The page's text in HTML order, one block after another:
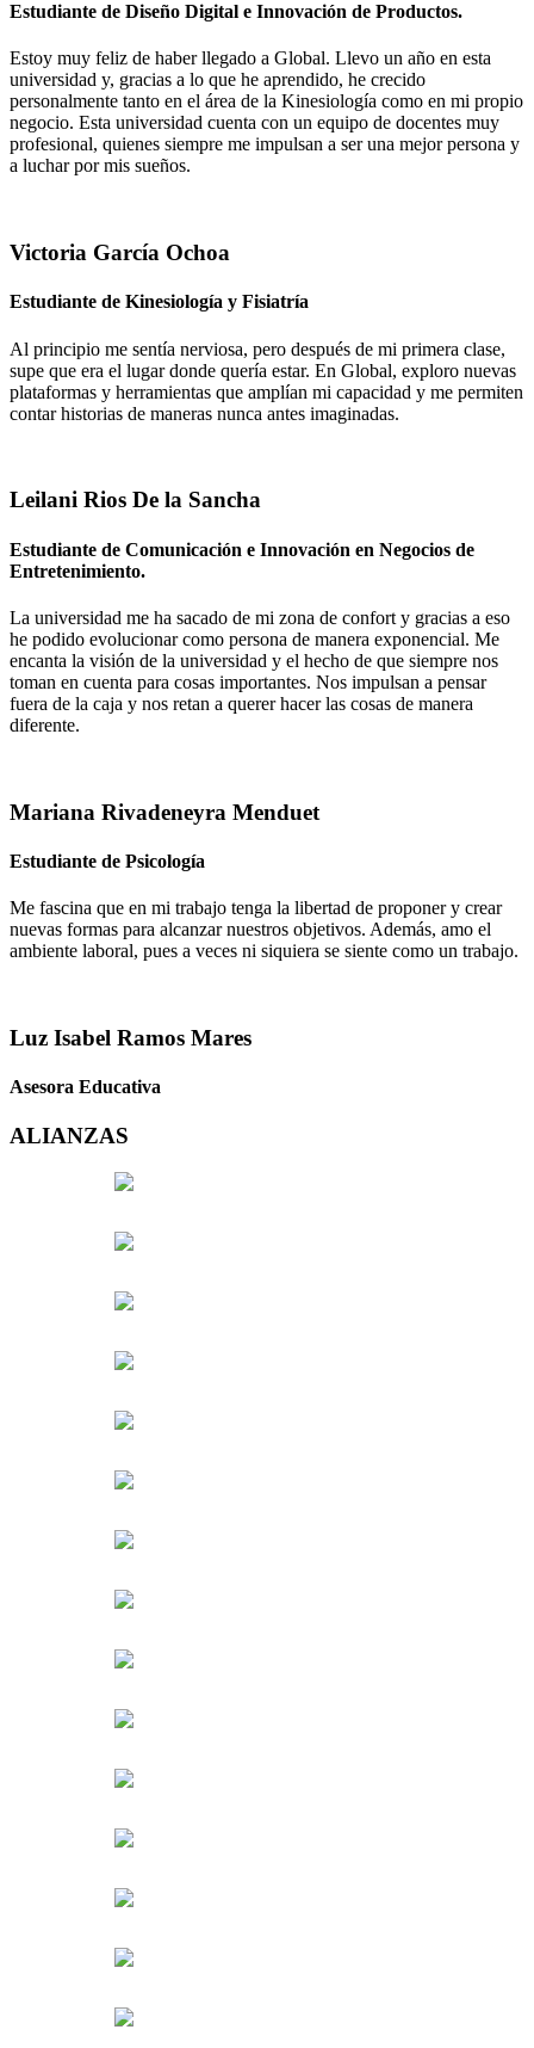
Estudiante de Diseño Digital e Innovación de Productos.
Estoy muy feliz de haber llegado a Global. Llevo un año en esta
universidad y, gracias a lo que he aprendido, he crecido
personalmente tanto en el área de la Kinesiología como en mi propio
negocio. Esta universidad cuenta con un equipo de docentes muy
profesional, quienes siempre me impulsan a ser una mejor persona y
a luchar por mis sueños.
Victoria García Ochoa
Estudiante de Kinesiología y Fisiatría
Al principio me sentía nerviosa, pero después de mi primera clase,
supe que era el lugar donde quería estar. En Global, exploro nuevas
plataformas y herramientas que amplían mi capacidad y me permiten
contar historias de maneras nunca antes imaginadas.
Leilani Rios De la Sancha
Estudiante de Comunicación e Innovación en Negocios de
Entretenimiento.
La universidad me ha sacado de mi zona de confort y gracias a eso
he podido evolucionar como persona de manera exponencial. Me
encanta la visión de la universidad y el hecho de que siempre nos
toman en cuenta para cosas importantes. Nos impulsan a pensar
fuera de la caja y nos retan a querer hacer las cosas de manera
diferente.
Mariana Rivadeneyra Menduet
Estudiante de Psicología
Me fascina que en mi trabajo tenga la libertad de proponer y crear
nuevas formas para alcanzar nuestros objetivos. Además, amo el
ambiente laboral, pues a veces ni siquiera se siente como un trabajo.
Luz Isabel Ramos Mares
Asesora Educativa
ALIANZAS